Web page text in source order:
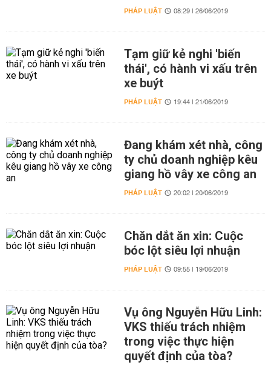
PHÁP LUẬT 08:29 | 26/06/2019
Tạm giữ kẻ nghi 'biến
thái', có hành vi xấu trên
xe buýt
PHÁP LUẬT 19:44 | 21/06/2019
Đang khám xét nhà, công
ty chủ doanh nghiệp kêu
giang hồ vây xe công an
PHÁP LUẬT 20:02 | 20/06/2019
Chăn dắt ăn xin: Cuộc
bóc lột siêu lợi nhuận
PHÁP LUẬT 09:55 | 19/06/2019
Vụ ông Nguyễn Hữu Linh:
VKS thiếu trách nhiệm
trong việc thực hiện
quyết định của tòa?